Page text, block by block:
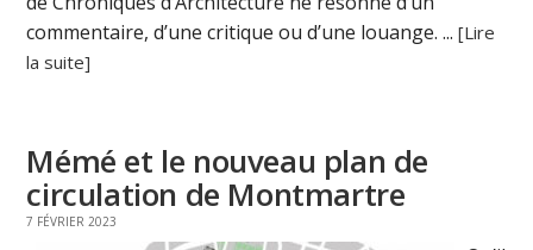
commentaire, d’une critique ou d’une louange. ...[Lire
la suite]
Mémé et le nouveau plan de
circulation de Montmartre
7 FÉVRIER 2023